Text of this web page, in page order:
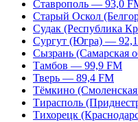
Ставрополь — 93,0
Старый Оскол
Судак (Республика
Сургут (Югра) —
Сызрань (Самарская
Тамбов — 99,9 FM
Тверь — 89,4 FM
Тёмкино
Тирасполь
Тихорецк